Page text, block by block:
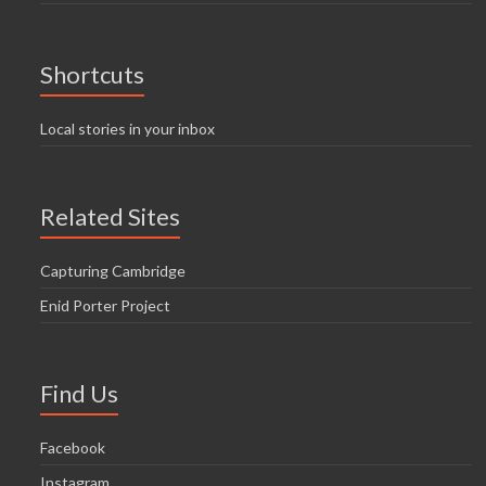
Shortcuts
Local stories in your inbox
Related Sites
Capturing Cambridge
Enid Porter Project
Find Us
Facebook